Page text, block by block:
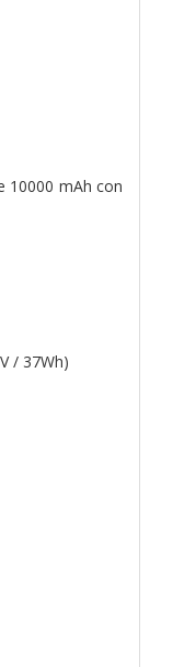
10000 mAh con
/ 37Wh)